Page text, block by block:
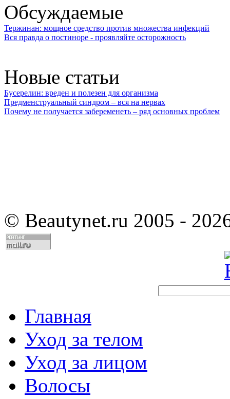
Обсуждаемые
Тержинан: мощное средство против множества инфекций
Вся правда о постиноре - проявляйте осторожность
Новые статьи
Бусерелин: вреден и полезен для организма
Предменструальный синдром – вся на нервах
Почему не получается забеременеть – ряд основных проблем
© Beautynet.ru 2005 -
Главная
Уход за телом
Уход за лицом
Волосы